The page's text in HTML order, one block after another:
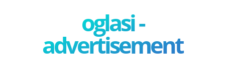
oglasi -
advertisement